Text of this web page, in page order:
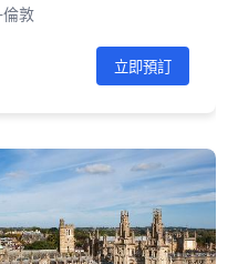
敦
立即預訂